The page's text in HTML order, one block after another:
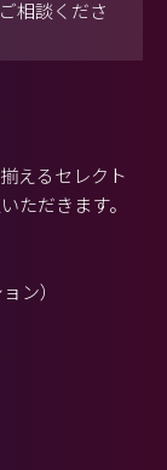
相談くださ
えるセレクト
ただきます。
ン）